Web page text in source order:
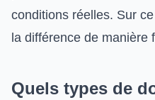
conditions réelles. Sur
la différence de manière
Quels types de